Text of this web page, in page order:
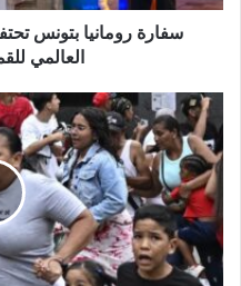
سفارة رومانيا بتونس
العالمي